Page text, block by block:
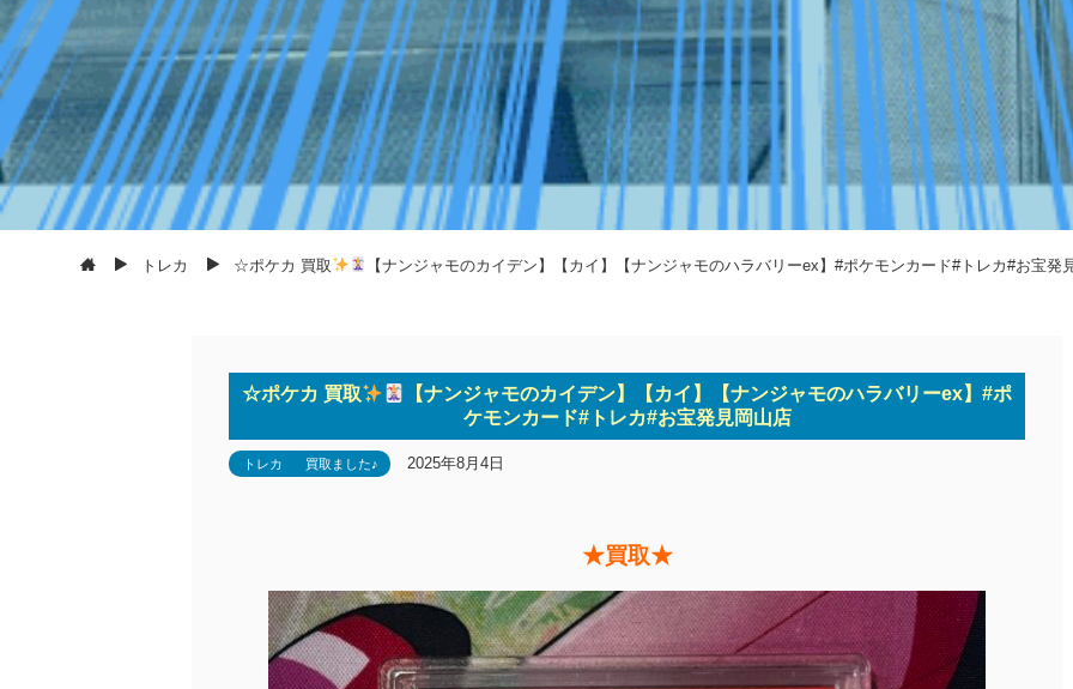
トレカ ☆ポケカ 買取 【ナンジャモのカイデン】【カイ】【ナンジャモのハラバリーex】#ポケモンカード#トレカ#お宝発
☆ポケカ 買取
【ナンジャモのカイデン】【カイ】【ナンジャモのハラバリーex】#ポ
ケモンカード#トレカ#お宝発見岡山店
トレカ 買取ました♪ 2025年8月4日
★買取★